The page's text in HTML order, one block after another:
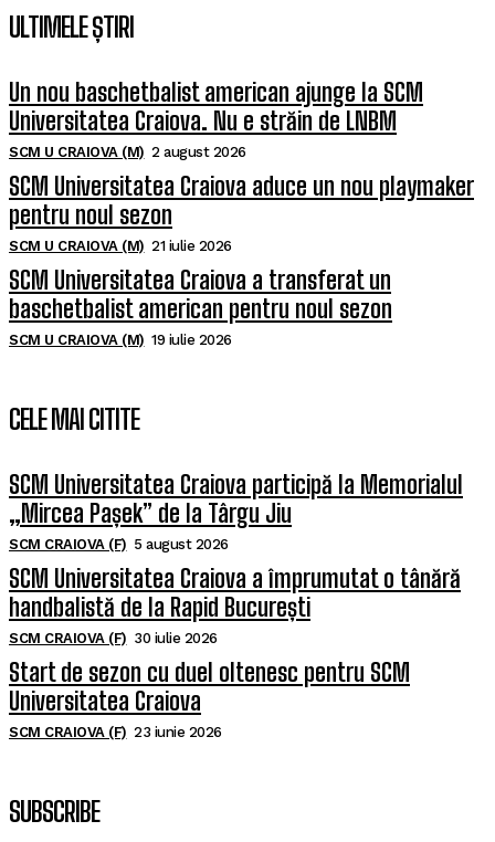
ULTIMELE ȘTIRI
Un nou baschetbalist american ajunge la SCM
Universitatea Craiova. Nu e străin de LNBM
SCM U CRAIOVA (M) 2 august 2026
SCM Universitatea Craiova aduce un nou playmaker
pentru noul sezon
SCM U CRAIOVA (M) 21 iulie 2026
SCM Universitatea Craiova a transferat un
baschetbalist american pentru noul sezon
SCM U CRAIOVA (M) 19 iulie 2026
CELE MAI CITITE
SCM Universitatea Craiova participă la Memorialul
„Mircea Pașek” de la Târgu Jiu
SCM CRAIOVA (F) 5 august 2026
SCM Universitatea Craiova a împrumutat o tânără
handbalistă de la Rapid București
SCM CRAIOVA (F) 30 iulie 2026
Start de sezon cu duel oltenesc pentru SCM
Universitatea Craiova
SCM CRAIOVA (F) 23 iunie 2026
SUBSCRIBE